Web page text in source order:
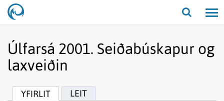
Opna/
Úlfarsá 2001. Seiðabúskapur og
laxveiðin
YFIRLIT LEIT